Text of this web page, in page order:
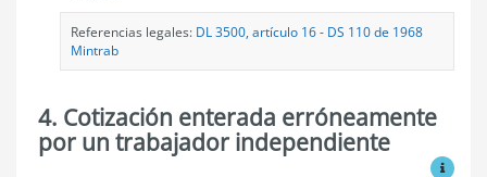
Referencias legales: DL 3500, artículo 16- DS 110 de 1968
Mintrab
4. Cotización enterada erróneamente
por un trabajador independiente
Ver